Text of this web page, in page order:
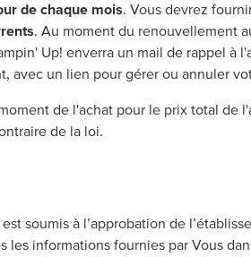
de chaque mois. Vous devrez
. Au moment du renouvellement
Up! enverra un mail de rappel à
avec un lien pour gérer ou annuler
de l'achat pour le prix total de
de la loi.
soumis à l’approbation de
informations fournies par Vous